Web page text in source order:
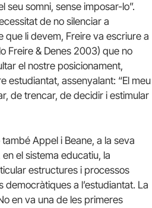
seu somni, sense imposar-lo”.
de no silenciar a
que li devem, Freire va escriure a
Freire & Denes 2003) que no
el nostre posicionament,
estudiantat, assenyalant: “El meu
de trencar, de decidir i estimular
Appel i Beane, a la seva
el sistema educatiu, la
estructures i processos
a l’estudiantat. La
en va una de les primeres